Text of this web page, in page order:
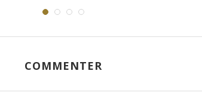
COMMENTER